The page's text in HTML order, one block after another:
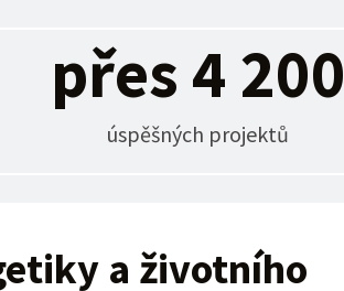
úspěšných projektů
přes 4 200
a životního